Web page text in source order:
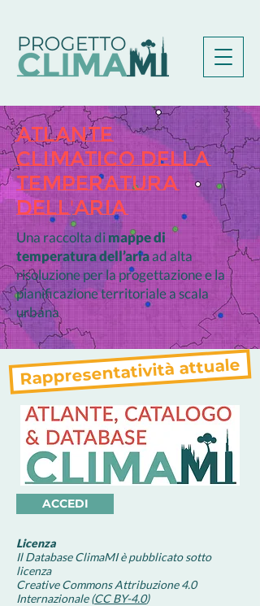
ATLANTE
CLIMATICO della
Temperatura
dell'Aria
Una raccolta dimappe di
temperatura dell’ariaad alta
risoluzione per la progettazione e la
pianificazione territoriale a scala
urbana
Rappresentatività attuale
ACCEDI
Licenza
Il Database ClimaMI è pubblicato sotto
licenza
Creative Commons Attribuzione 4.0
Internazionale (CC BY-4.0)